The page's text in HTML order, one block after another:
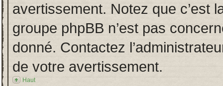
avertissement. Notez que c’est
groupe phpBB n’est pas
donné. Contactez
de votre avertissement.
Haut